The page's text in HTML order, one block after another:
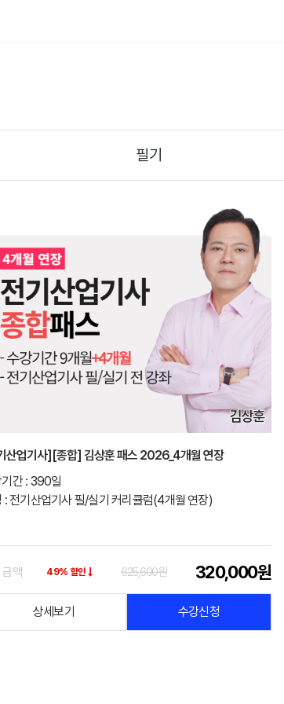
필기
산업기사][종합] 김상훈 패스 2026_4개월 연장
간 : 390일
: 전기산업기사 필/실기 커리큘럼(4개월 연장)
금액 49% 할인 625,600원 320,000원
상세보기 수강신청